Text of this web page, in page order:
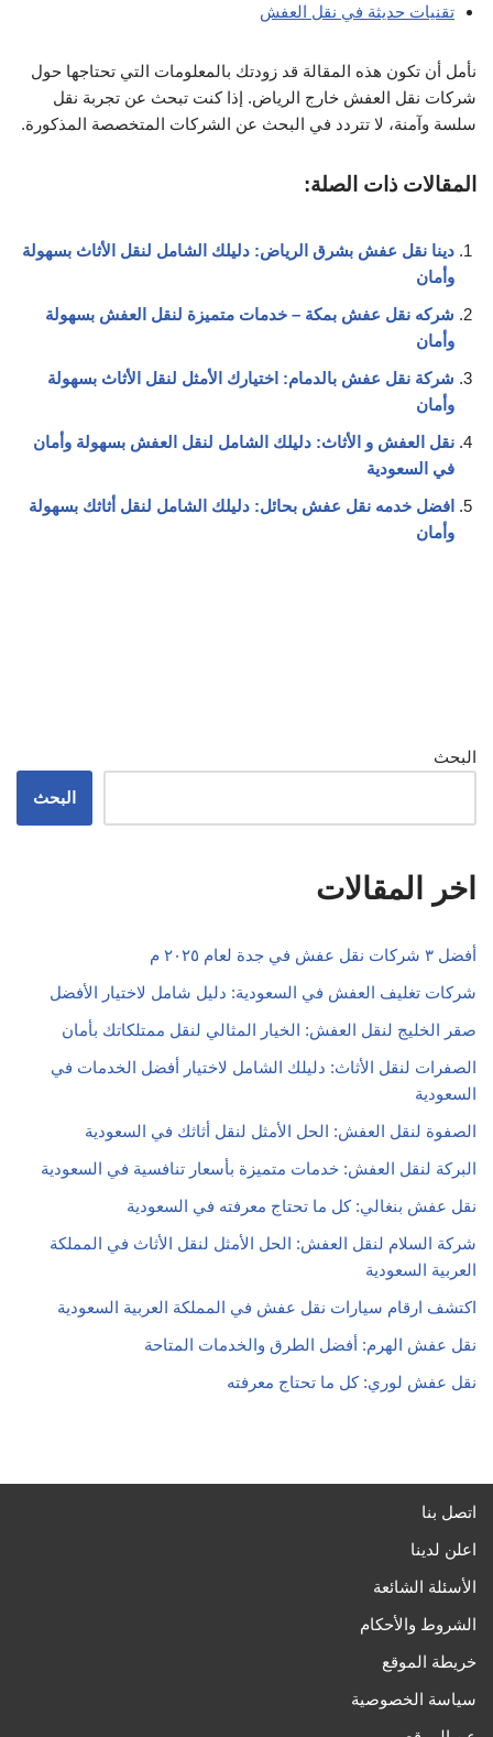
تقنيات حديثة في نقل العفش
نأمل أن تكون هذه المقالة قد زودتك بالمعلومات التي تحتاجها حول
شركات نقل العفش خارج الرياض. إذا كنت تبحث عن تجربة نقل
سلسة وآمنة، لا تتردد في البحث عن الشركات المتخصصة المذكورة.
المقالات ذات الصلة:
دينا نقل عفش بشرق الرياض: دليلك الشامل لنقل الأثاث بسهولة
وأمان
شركه نقل عفش بمكة – خدمات متميزة لنقل العفش بسهولة
وأمان
شركة نقل عفش بالدمام: اختيارك الأمثل لنقل الأثاث بسهولة
وأمان
نقل العفش و الأثاث: دليلك الشامل لنقل العفش بسهولة وأمان
في السعودية
افضل خدمه نقل عفش بحائل: دليلك الشامل لنقل أثاثك بسهولة
وأمان
البحث
البحث
اخر المقالات
أفضل ٣ شركات نقل عفش في جدة لعام ٢٠٢٥ م
شركات تغليف العفش في السعودية: دليل شامل لاختيار الأفضل
صقر الخليج لنقل العفش: الخيار المثالي لنقل ممتلكاتك بأمان
الصفرات لنقل الأثاث: دليلك الشامل لاختيار أفضل الخدمات في
السعودية
الصفوة لنقل العفش: الحل الأمثل لنقل أثاثك في السعودية
البركة لنقل العفش: خدمات متميزة بأسعار تنافسية في السعودية
نقل عفش بنغالي: كل ما تحتاج معرفته في السعودية
شركة السلام لنقل العفش: الحل الأمثل لنقل الأثاث في المملكة
العربية السعودية
اكتشف ارقام سيارات نقل عفش في المملكة العربية السعودية
نقل عفش الهرم: أفضل الطرق والخدمات المتاحة
نقل عفش لوري: كل ما تحتاج معرفته
اتصل بنا
اعلن لدينا
الأسئلة الشائعة
الشروط والأحكام
خريطة الموقع
سياسة الخصوصية